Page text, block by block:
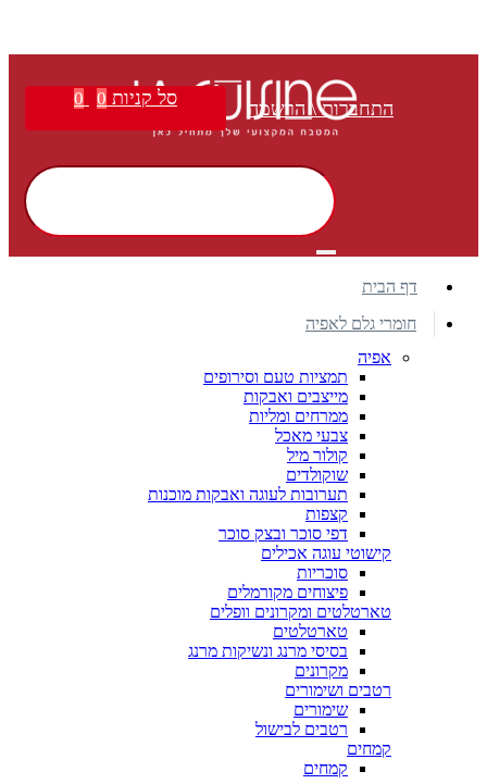
התחברות \ הרשמה סל קניות 0
0
דף הבית
חומרי גלם לאפיה
אפיה
תמציות טעם וסירופים
מייצבים ואבקות
ממרחים ומליות
צבעי מאכל
קולור מיל
שוקולדים
תערובות לעוגה ואבקות מוכנות
קצפות
דפי סוכר ובצק סוכר
קישוטי עוגה אכילים
סוכריות
פיצוחים מקורמלים
טארטלטים ומקרונים וופלים
טארטלטים
בסיסי מרנג ונשיקות מרנג
מקרונים
רטבים ושימורים
שימורים
רטבים לבישול
קמחים
קמחים